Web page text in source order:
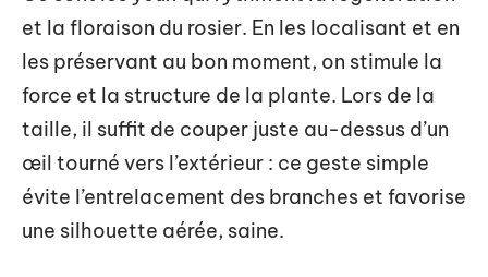
et la floraison du rosier. En les localisant et en
les préservant au bon moment, on stimule la
force et la structure de la plante. Lors de la
taille, il suffit de couper juste au-dessus d’un
œil tourné vers l’extérieur : ce geste simple
évite l’entrelacement des branches et favorise
une silhouette aérée, saine.